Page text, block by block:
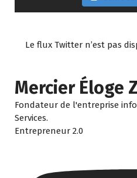
Le flux Twitter n’est pas
Mercier Éloge
Fondateur de l'entreprise
Services.
Entrepreneur 2.0